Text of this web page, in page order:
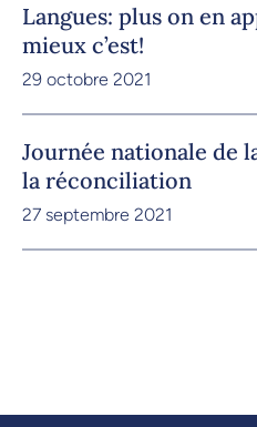
Langues: plus on en
mieux c’est!
29 octobre 2021
Journée nationale de
la réconciliation
27 septembre 2021